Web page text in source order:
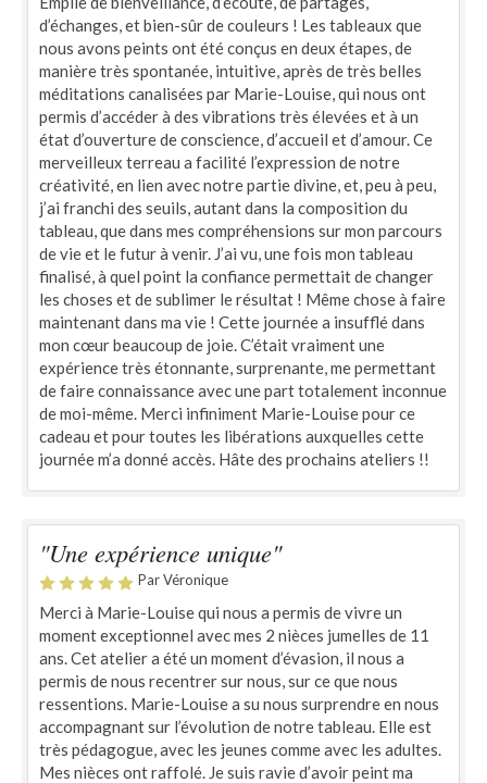
d’échanges, et bien-sûr de couleurs ! Les tableaux que
nous avons peints ont été conçus en deux étapes, de
manière très spontanée, intuitive, après de très belles
méditations canalisées par Marie-Louise, qui nous ont
permis d’accéder à des vibrations très élevées et à un
état d’ouverture de conscience, d’accueil et d’amour. Ce
merveilleux terreau a facilité l’expression de notre
créativité, en lien avec notre partie divine, et, peu à peu,
j’ai franchi des seuils, autant dans la composition du
tableau, que dans mes compréhensions sur mon parcours
de vie et le futur à venir. J’ai vu, une fois mon tableau
finalisé, à quel point la confiance permettait de changer
les choses et de sublimer le résultat ! Même chose à faire
maintenant dans ma vie ! Cette journée a insufflé dans
mon cœur beaucoup de joie. C’était vraiment une
expérience très étonnante, surprenante, me permettant
de faire connaissance avec une part totalement inconnue
de moi-même. Merci infiniment Marie-Louise pour ce
cadeau et pour toutes les libérations auxquelles cette
journée m’a donné accès. Hâte des prochains ateliers !!
"Une expérience unique"
Par Véronique
Merci à Marie-Louise qui nous a permis de vivre un
moment exceptionnel avec mes 2 nièces jumelles de 11
ans. Cet atelier a été un moment d’évasion, il nous a
permis de nous recentrer sur nous, sur ce que nous
ressentions. Marie-Louise a su nous surprendre en nous
accompagnant sur l’évolution de notre tableau. Elle est
très pédagogue, avec les jeunes comme avec les adultes.
Mes nièces ont raffolé. Je suis ravie d’avoir peint ma